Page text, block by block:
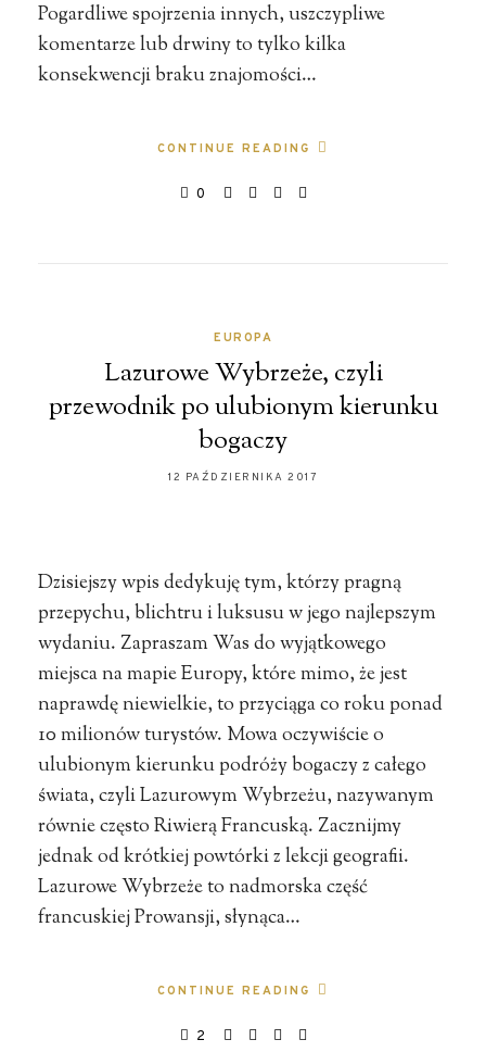
Pogardliwe spojrzenia innych, uszczypliwe
komentarze lub drwiny to tylko kilka
konsekwencji braku znajomości…
CONTINUE READING
0
EUROPA
Lazurowe Wybrzeże, czyli
przewodnik po ulubionym kierunku
bogaczy
12 PAŹDZIERNIKA 2017
Dzisiejszy wpis dedykuję tym, którzy pragną
przepychu, blichtru i luksusu w jego najlepszym
wydaniu. Zapraszam Was do wyjątkowego
miejsca na mapie Europy, które mimo, że jest
naprawdę niewielkie, to przyciąga co roku ponad
10 milionów turystów. Mowa oczywiście o
ulubionym kierunku podróży bogaczy z całego
świata, czyli Lazurowym Wybrzeżu, nazywanym
równie często Riwierą Francuską. Zacznijmy
jednak od krótkiej powtórki z lekcji geografii.
Lazurowe Wybrzeże to nadmorska część
francuskiej Prowansji, słynąca…
CONTINUE READING
2